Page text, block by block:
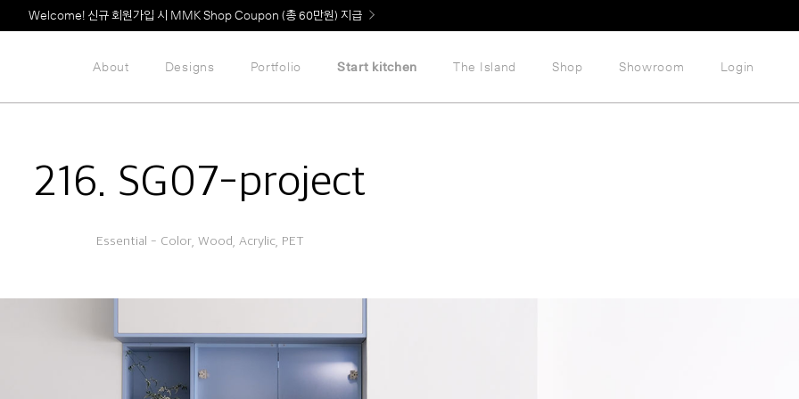
Welcome! 신규 회원가입 시 MMK Shop Coupon (총 60만원) 지급
About Designs Portfolio Start kitchen The Island Shop Showroom Login
216. SG07-project
Essential - Color, Wood, Acrylic, PET